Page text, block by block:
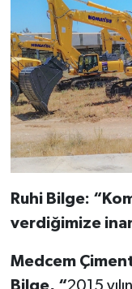
Ruhi Bilge:
verdiğimize
Medcem
Bilge, “2015